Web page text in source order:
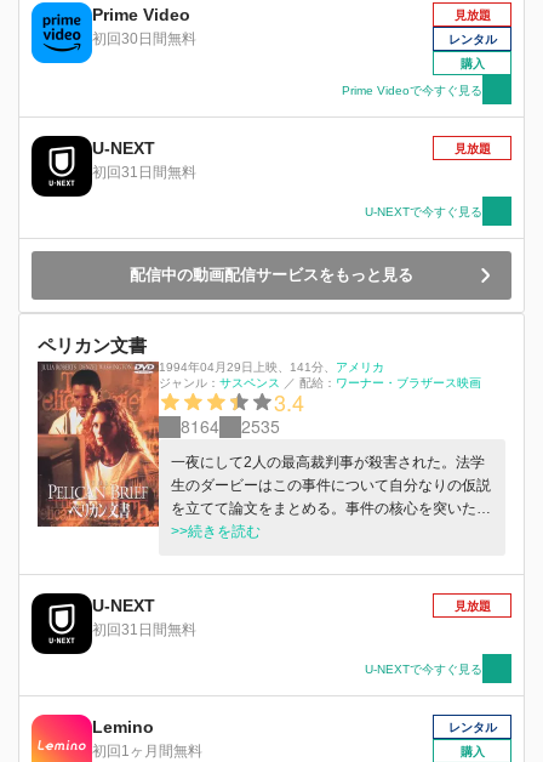
る。
Prime Video
初回30日間無料
見放題
レンタル
購入
Prime Videoで今すぐ見る
U-NEXT
初回31日間無料
見放題
U-NEXTで今すぐ見る
配信中の動画配信サービスをもっと見る
ペリカン文書
1994年04月29日上映、 141分、 アメリカ
ジャンル： サスペンス ／ 配給： ワーナー・ブラザース映画
3.4
8164 2535
一夜にして2人の最高裁判事が殺害された。法学
生のダービーはこの事件について自分なりの仮説
を立てて論文をまとめる。事件の核心を突いたこ
の文書は「ペリカン文書」と名を変え、瞬く間に
いく。
>>続きを読む
U-NEXT
初回31日間無料
見放題
U-NEXTで今すぐ見る
Lemino
初回1ヶ月間無料
レンタル
購入